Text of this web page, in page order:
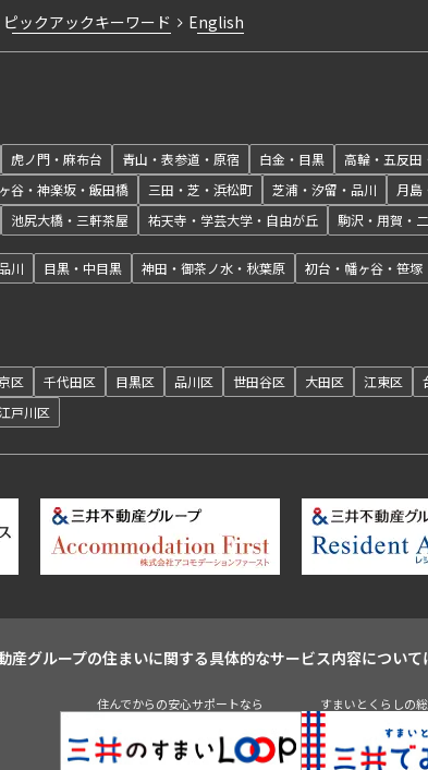
ピックアックキーワード English
虎ノ門・麻布台 青山・表参道・原宿 白金・目黒 高輪・五反田
谷・神楽坂・飯田橋 三田・芝・浜松町 芝浦・汐留・品川 月島
池尻大橋・三軒茶屋 祐天寺・学芸大学・自由が丘 駒沢・用賀・
品川 目黒・中目黒 神田・御茶ノ水・秋葉原 初台・幡ヶ谷・笹塚
区 千代田区 目黒区 品川区 世田谷区 大田区 江東区
戸川区
産グループの住まいに関する具体的なサービス内容につい
住んでからの安心サポートなら すまいとくらしの